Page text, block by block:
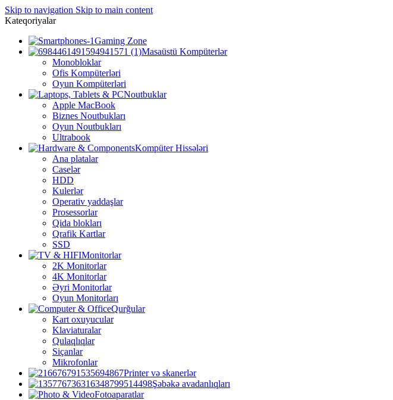
Skip to navigation Skip to main content
Kateqoriyalar
Gaming Zone
Masaüstü Kompüterlər
Monobloklar
Ofis Kompüterləri
Oyun Kompüterləri
Noutbuklar
Apple MacBook
Biznes Noutbukları
Oyun Noutbukları
Ultrabook
Kompüter Hissələri
Ana platalar
Caselər
HDD
Kulerlər
Operativ yaddaşlar
Prosessorlar
Qida blokları
Qrafik Kartlar
SSD
Monitorlar
2K Monitorlar
4K Monitorlar
Əyri Monitorlar
Oyun Monitorları
Qurğular
Kart oxuyucular
Klaviaturalar
Qulaqlıqlar
Siçanlar
Mikrofonlar
Printer və skanerlər
Şəbəkə avadanlıqları
Fotoaparatlar